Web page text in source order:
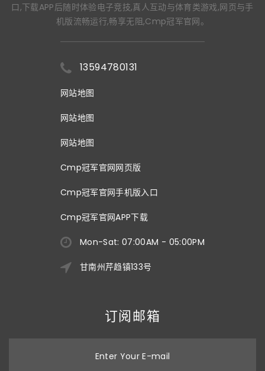
口,下载APP后随时体验电子竞技,真人互动与体育类游戏,网页与手
机版流畅运行,畅享无阻,Cmp冠军官网。
13594780131
网站地图
网站地图
网站地图
Cmp冠军官网网页版
Cmp冠军官网手机版入口
Cmp冠军官网APP下载
Mon-Sat: 07:00AM - 05:00PM
甘南州芹趋镇133号
订阅邮箱
Enter Your E-mail